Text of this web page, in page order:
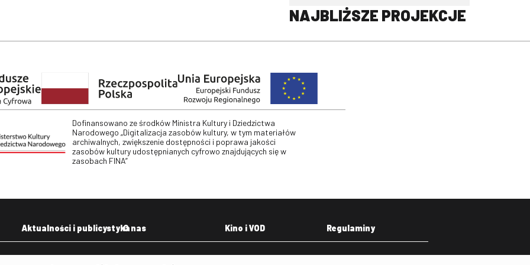
NAJBLIŻSZE PROJEKCJE
Dofinansowano ze środków Ministra Kultury i Dziedzictwa
Narodowego „Digitalizacja zasobów kultury, w tym materiałów
archiwalnych, zwiększenie dostępności i poprawa jakości
zasobów kultury udostępnianych cyfrowo znajdujących się w
zasobach FINA”
Aktualności i publicystykaO nas Kino i VOD Regulaminy